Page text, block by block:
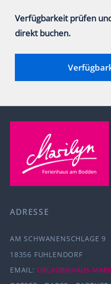
Verfügbarkeit prüfen
direkt buchen.
ADRESSE
AM SCHWANENSCHLAGE 9
18356 FUHLENDORF
EMAIL: URLAUB@HAUS-